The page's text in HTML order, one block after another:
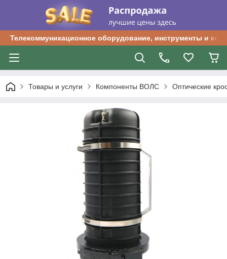
Телекоммуникационное оборудование, инструменты и
Товары и услуги Компоненты ВОЛС Оптические